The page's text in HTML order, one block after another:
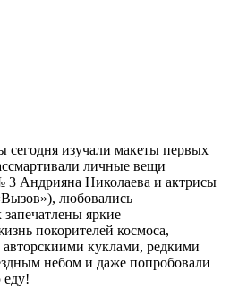
сегодня изучали макеты первых
личные вещи
3 Андрияна Николаева и актрисы
любовались
яркие
покорителей космоса,
куклами, редкими
небом и даже попробовали